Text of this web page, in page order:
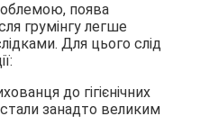
поява
грумінгу легше
Для цього слід
до гігієнічних
занадто великим